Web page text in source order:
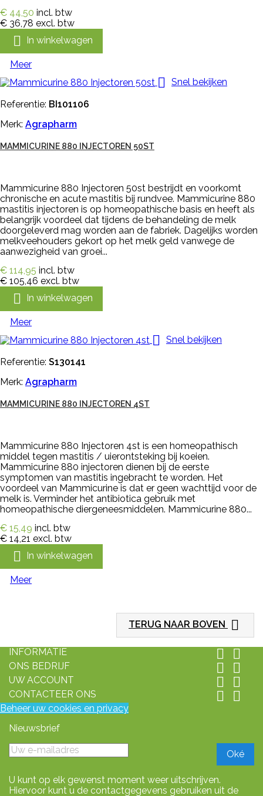
€ 44,50 incl. btw
€ 36,78 excl. btw
 In winkelwagen
Meer
 Snel bekijken
Referentie: BI101106
Merk: Agrapharm
MAMMICURINE 880 INJECTOREN 50ST
Mammicurine 880 Injectoren 50st bestrijdt en voorkomt
chronische en acute mastitis bij rundvee. Mammicurine 880
mastitis injectoren is op homeopathische basis en heeft als
belangrijk voordeel dat tijdens de behandeling de melk
doorgeleverd mag worden aan de fabriek. Dagelijks worden
melkveehouders gekort op het melk geld vanwege de
aanwezigheid van groei...
€ 114,95 incl. btw
€ 105,46 excl. btw
 In winkelwagen
Meer
 Snel bekijken
Referentie: S130141
Merk: Agrapharm
MAMMICURINE 880 INJECTOREN 4ST
Mammicurine 880 Injectoren 4st is een homeopathisch
middel tegen mastitis / uierontsteking bij koeien.
Mammicurine 880 injectoren dienen bij de eerste
symptomen van mastitis ingebracht te worden. Het
voordeel van Mammicurine is dat er geen wachttijd voor de
melk is. Verminder het antibiotica gebruik met
homeopathische diergeneesmiddelen. Mammicurine 880...
€ 15,49 incl. btw
€ 14,21 excl. btw
 In winkelwagen
Meer
TERUG NAAR BOVEN 
INFORMATIE  
ONS BEDRIJF  
UW ACCOUNT  
CONTACTEER ONS  
Beheer uw cookies en privacy
Nieuwsbrief
U kunt op elk gewenst moment weer uitschrijven.
Hiervoor kunt u de contactgegevens gebruiken uit de